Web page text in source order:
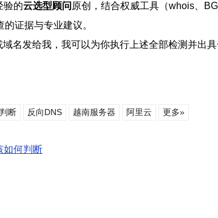
验的云选型顾问 原创，结合权威工具（whois、
证据与专业建议。
名发给我，我可以为你执行上述全部检测并出
判断 反向DNS 越南服务器 阿里云 更多»
如何判断